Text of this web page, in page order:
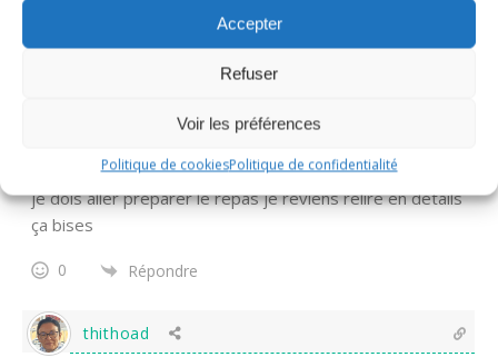
Accepter
Refuser
Voir les préférences
Politique de cookiesPolitique de confidentialité
0
Répondre
il y a 3 années
je dois aller préparer le repas je reviens relire en détails
ça bises
0 Répondre
thithoad